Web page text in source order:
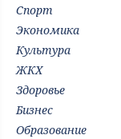
Спорт
Экономика
Культура
ЖКХ
Здоровье
Бизнес
Образование